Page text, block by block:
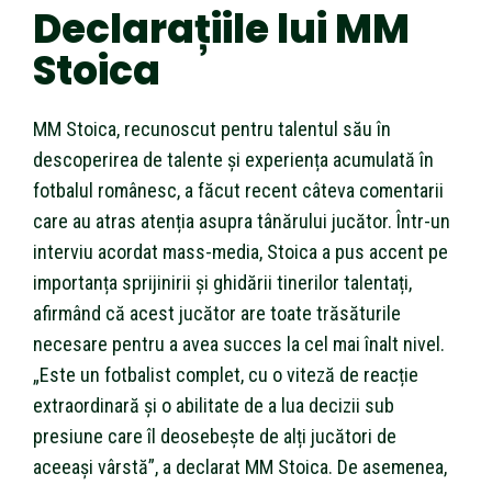
Declarațiile lui MM
Stoica
MM Stoica, recunoscut pentru talentul său în
descoperirea de talente și experiența acumulată în
fotbalul românesc, a făcut recent câteva comentarii
care au atras atenția asupra tânărului jucător. Într-un
interviu acordat mass-media, Stoica a pus accent pe
importanța sprijinirii și ghidării tinerilor talentați,
afirmând că acest jucător are toate trăsăturile
necesare pentru a avea succes la cel mai înalt nivel.
„Este un fotbalist complet, cu o viteză de reacție
extraordinară și o abilitate de a lua decizii sub
presiune care îl deosebește de alți jucători de
aceeași vârstă”, a declarat MM Stoica. De asemenea,